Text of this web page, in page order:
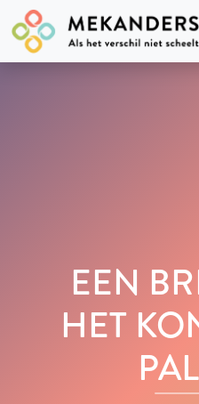
EEN
HET